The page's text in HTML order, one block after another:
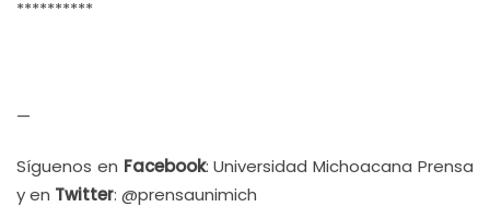
**********
—
Síguenos en Facebook: Universidad Michoacana Prensa
y en Twitter: @prensaunimich